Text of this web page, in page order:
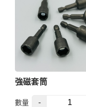
強磁套筒
數量 -